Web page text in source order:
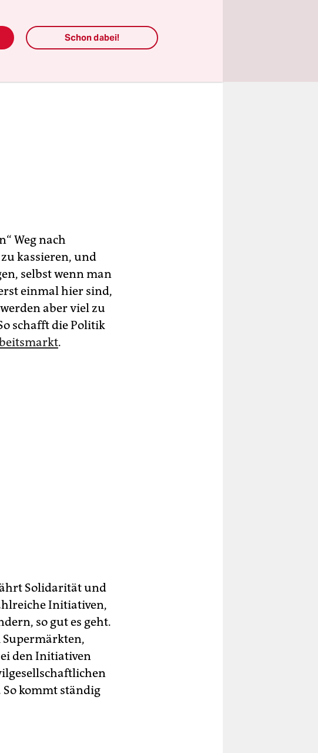
Weg nach
kassieren, und
selbst wenn man
einmal hier sind,
aber viel zu
schafft die Politik
.
Solidarität und
Initiativen,
so gut es geht.
den Initiativen
kommt ständig
Schon dabei!